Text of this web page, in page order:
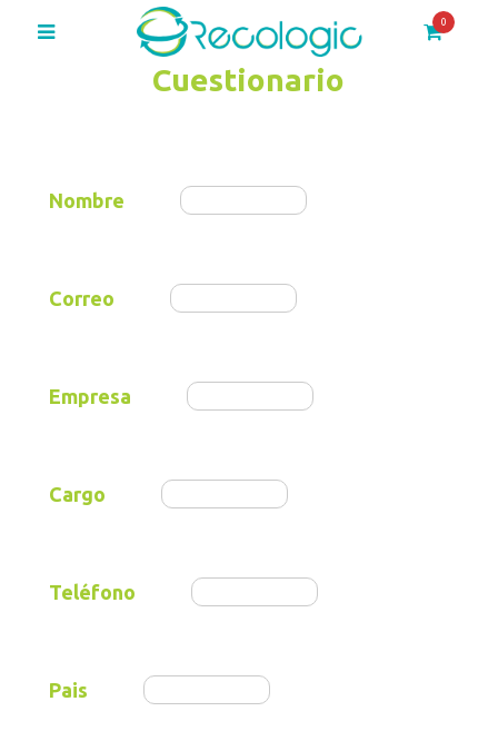
0
Cuestionario
Nombre
Correo
Empresa
Cargo
Teléfono
Pais